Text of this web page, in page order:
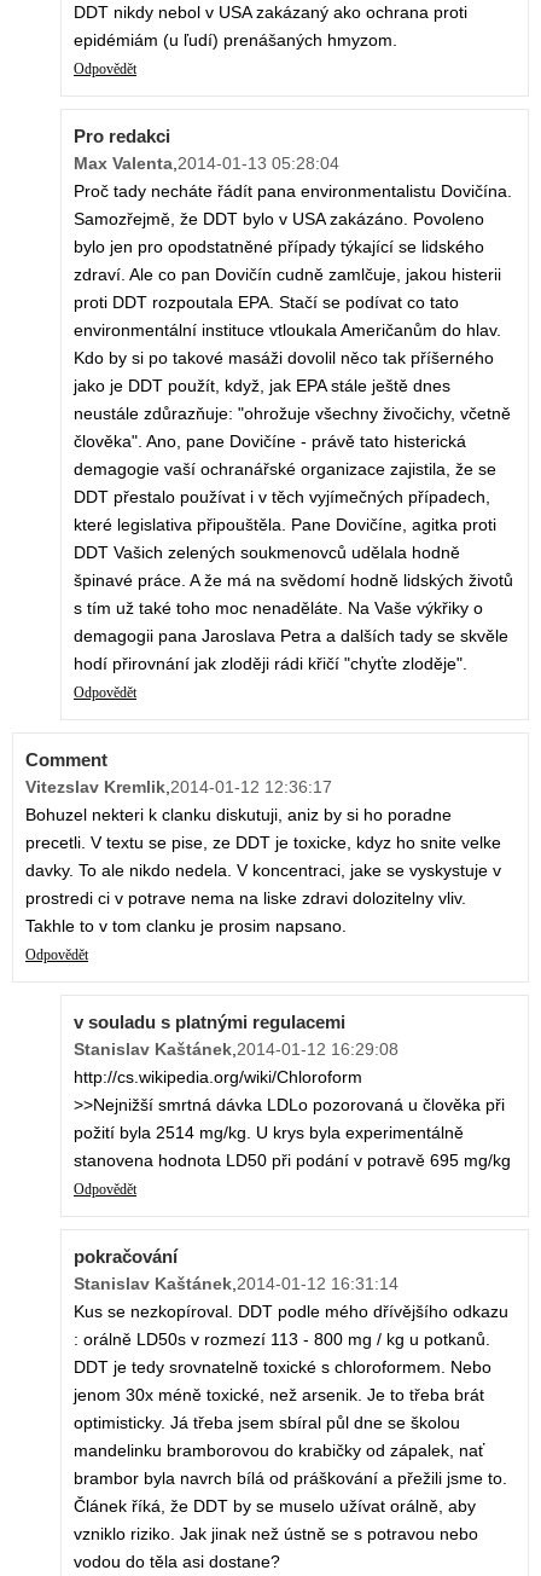
DDT nikdy nebol v USA zakázaný ako ochrana proti
epidémiám (u ľudí) prenášaných hmyzom.
Odpovědět
Pro redakci
Max Valenta,2014-01-13 05:28:04
Proč tady necháte řádít pana environmentalistu Dovičína.
Samozřejmě, že DDT bylo v USA zakázáno. Povoleno
bylo jen pro opodstatněné případy týkající se lidského
zdraví. Ale co pan Dovičín cudně zamlčuje, jakou histerii
proti DDT rozpoutala EPA. Stačí se podívat co tato
environmentální instituce vtloukala Američanům do hlav.
Kdo by si po takové masáži dovolil něco tak příšerného
jako je DDT použít, když, jak EPA stále ještě dnes
neustále zdůrazňuje: "ohrožuje všechny živočichy, včetně
člověka". Ano, pane Dovičíne - právě tato histerická
demagogie vaší ochranářské organizace zajistila, že se
DDT přestalo používat i v těch vyjímečných případech,
které legislativa připouštěla. Pane Dovičíne, agitka proti
DDT Vašich zelených soukmenovců udělala hodně
špinavé práce. A že má na svědomí hodně lidských životů
s tím už také toho moc nenaděláte. Na Vaše výkřiky o
demagogii pana Jaroslava Petra a dalších tady se skvěle
hodí přirovnání jak zloději rádi křičí "chyťte zloděje".
Odpovědět
Comment
Vitezslav Kremlik,2014-01-12 12:36:17
Bohuzel nekteri k clanku diskutuji, aniz by si ho poradne
precetli. V textu se pise, ze DDT je toxicke, kdyz ho snite velke
davky. To ale nikdo nedela. V koncentraci, jake se vyskystuje v
prostredi ci v potrave nema na liske zdravi dolozitelny vliv.
Takhle to v tom clanku je prosim napsano.
Odpovědět
v souladu s platnými regulacemi
Stanislav Kaštánek,2014-01-12 16:29:08
http://cs.wikipedia.org/wiki/Chloroform
>>Nejnižší smrtná dávka LDLo pozorovaná u člověka při
požití byla 2514 mg/kg. U krys byla experimentálně
stanovena hodnota LD50 při podání v potravě 695 mg/kg
Odpovědět
pokračování
Stanislav Kaštánek,2014-01-12 16:31:14
Kus se nezkopíroval. DDT podle mého dřívějšího odkazu
: orálně LD50s v rozmezí 113 - 800 mg / kg u potkanů.
DDT je tedy srovnatelně toxické s chloroformem. Nebo
jenom 30x méně toxické, než arsenik. Je to třeba brát
optimisticky. Já třeba jsem sbíral půl dne se školou
mandelinku bramborovou do krabičky od zápalek, nať
brambor byla navrch bílá od práškování a přežili jsme to.
Článek říká, že DDT by se muselo užívat orálně, aby
vzniklo riziko. Jak jinak než ústně se s potravou nebo
vodou do těla asi dostane?